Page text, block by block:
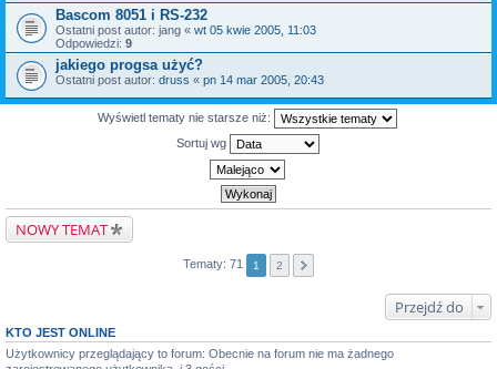
Bascom 8051 i RS-232
Ostatni post autor: jang « wt 05 kwie 2005, 11:03
Odpowiedzi: 9
jakiego progsa użyć?
Ostatni post autor: druss « pn 14 mar 2005, 20:43
Wyświetl tematy nie starsze niż:
Sortuj wg
NOWY TEMAT
Tematy: 71 1 2
Przejdź do
KTO JEST ONLINE
Użytkownicy przeglądający to forum: Obecnie na forum nie ma żadnego